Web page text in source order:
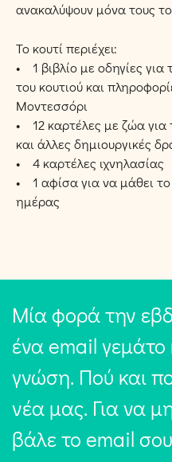
ανακαλύψουν μόνα τους
Το κουτί περιέχει:
• 1 βιβλίο με οδηγίες για
του κουτιού και
Μοντεσσόρι
• 12 καρτέλες με ζώα για
και άλλες δημιουργικές
• 4 καρτέλες ιχνηλασίας
• 1 αφίσα για να μάθει το
ημέρας
Μία φορά την
ένα email γεμάτο
γνώση. Πού και
νέα μας. Για να
βάλε το email